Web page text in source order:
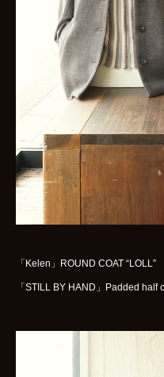
WOMENS
GOODS
ARCHIVES
contact
Instagram
「Kelen」ROUND COAT “LOLL”
「STILL BY HAND」Padded half